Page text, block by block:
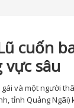
cuốn
vực sâu
và một người
tỉnh Quảng Ngãi)